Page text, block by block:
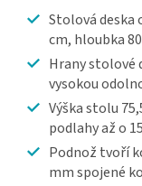
Stolová deska
cm, hloubka
Hrany stolové
vysokou
Výška stolu
podlahy až o
Podnož tvoří
mm spojené